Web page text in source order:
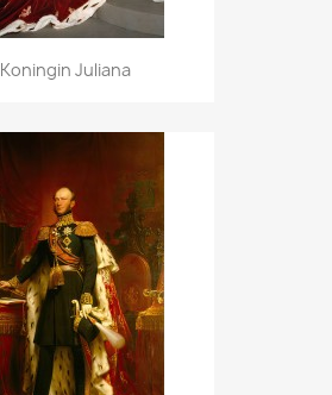
Koningin Juliana